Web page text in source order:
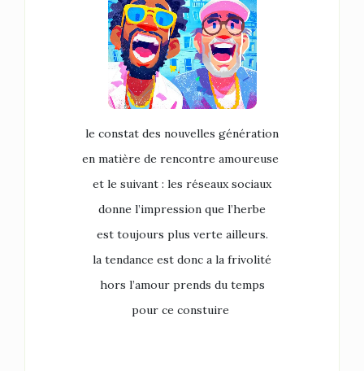
le constat des nouvelles génération
en matière de rencontre amoureuse
et le suivant : les réseaux sociaux
donne l’impression que l’herbe
est toujours plus verte ailleurs.
la tendance est donc a la frivolité
hors l’amour prends du temps
pour ce constuire